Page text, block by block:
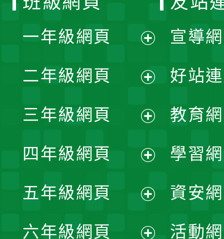
一年級網頁
開
選
單
二年級網頁
開
選
單
三年級網頁
開
選
單
四年級網頁
開
選
五年級網頁
六年級網頁
宣導
好站
教育
學習
資安
活動